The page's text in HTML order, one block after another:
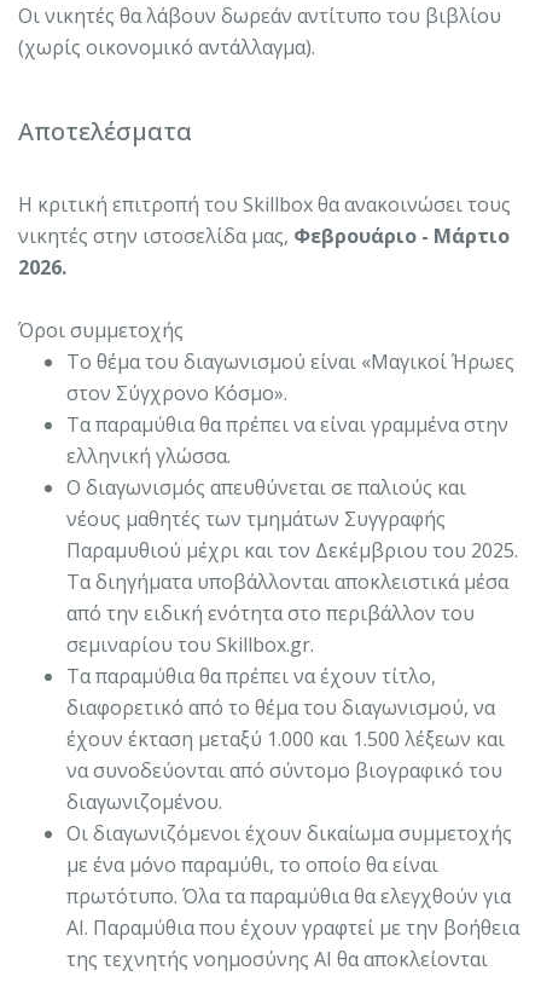
Οι νικητές θα λάβουν δωρεάν αντίτυπο του βιβλίου
(χωρίς οικονομικό αντάλλαγμα).
Αποτελέσματα
Η κριτική επιτροπή του Skillbox θα ανακοινώσει τους
νικητές στην ιστοσελίδα μας, Φεβρουάριο - Μάρτιο
2026.
Όροι συμμετοχής
Το θέμα του διαγωνισμού είναι «Μαγικοί Ήρωες
στον Σύγχρονο Κόσμο».
Τα παραμύθια θα πρέπει να είναι γραμμένα στην
ελληνική γλώσσα.
Ο διαγωνισμός απευθύνεται σε παλιούς και
νέους μαθητές των τμημάτων Συγγραφής
Παραμυθιού μέχρι και τον Δεκέμβριου του 2025.
Τα διηγήματα υποβάλλονται αποκλειστικά μέσα
από την ειδική ενότητα στο περιβάλλον του
σεμιναρίου του Skillbox.gr.
Τα παραμύθια θα πρέπει να έχουν τίτλο,
διαφορετικό από το θέμα του διαγωνισμού, να
έχουν έκταση μεταξύ 1.000 και 1.500 λέξεων και
να συνοδεύονται από σύντομο βιογραφικό του
διαγωνιζομένου.
Οι διαγωνιζόμενοι έχουν δικαίωμα συμμετοχής
με ένα μόνο παραμύθι, το οποίο θα είναι
πρωτότυπο. Όλα τα παραμύθια θα ελεγχθούν για
AI. Παραμύθια που έχουν γραφτεί με την βοήθεια
της τεχνητής νοημοσύνης ΑΙ θα αποκλείονται